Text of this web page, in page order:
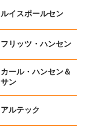
ルイスポールセン
フリッツ・ハンセン
カール・ハンセン＆
サン
アルテック